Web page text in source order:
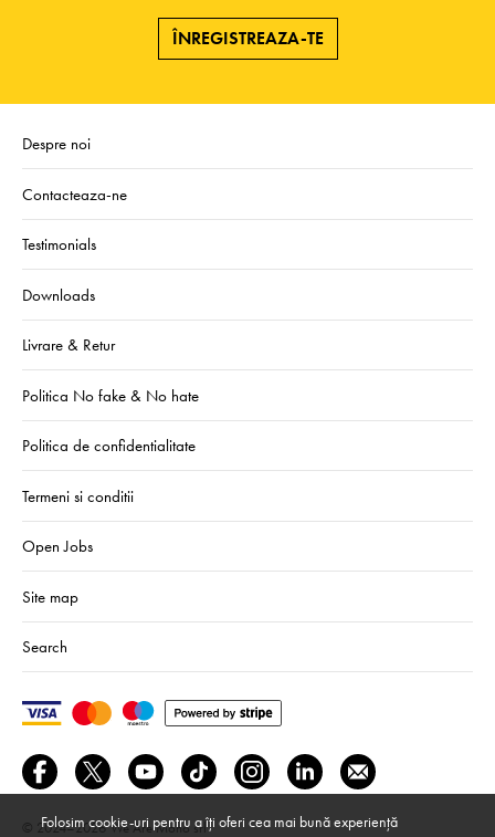
ÎNREGISTREAZA-TE
Despre noi
Contacteaza-ne
Testimonials
Downloads
Livrare & Retur
Politica No fake & No hate
Politica de confidentialitate
Termeni si conditii
Open Jobs
Site map
Search
© 2024–2026 We Are Mono srl
Folosim cookie-uri pentru a îți oferi cea mai bună experiență